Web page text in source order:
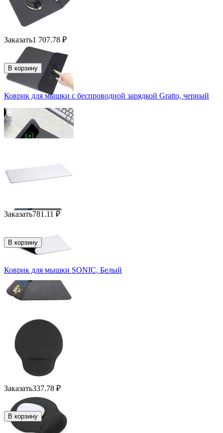
Заказать1 707.78 ₽
В корзину
Коврик для мышки с беспроводной зарядкой Gratto, черный
Заказать781.11 ₽
В корзину
Коврик для мышки SONIC, Белый
Заказать337.78 ₽
В корзину